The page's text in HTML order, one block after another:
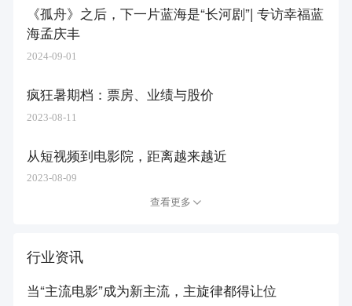
《孤舟》之后，下一片蓝海是“长河剧”| 专访幸福蓝
海孟庆丰
2024-09-01
疯狂暑期档：票房、业绩与股价
2023-08-11
从短视频到电影院，距离越来越近
2023-08-09
查看更多
行业资讯
​当“主流电影”成为新主流，主旋律都得让位